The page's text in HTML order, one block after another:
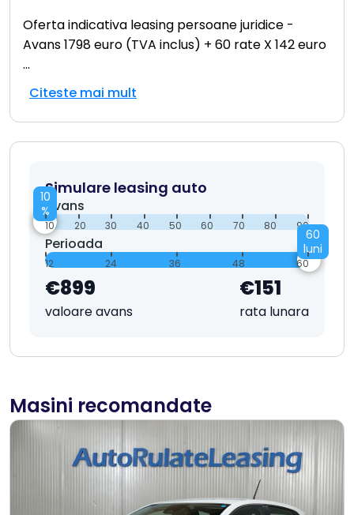
Oferta indicativa leasing persoane juridice -
Avans 1798 euro (TVA inclus) + 60 rate X 142 euro
...
Citeste mai mult
Simulare leasing auto
Avans
10
%
10 20 30 40 50 60 70 80 90
Perioada
60
luni
12 24 36 48 60
€899
valoare avans
€151
rata lunara
Masini recomandate